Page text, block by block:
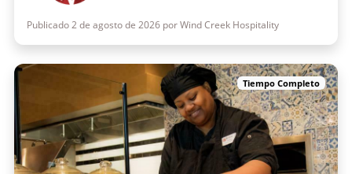
Publicado 2 de agosto de 2026 por Wind Creek Hospitality
Tiempo Completo